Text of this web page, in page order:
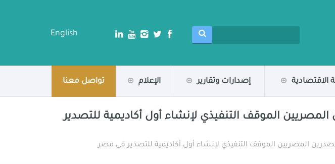
English
الاقتصادية إصدارات وتقارير الإعلام تواصل معنا
الموقف التنفيذي لإنشاء أول أكاديمية للتصدير
المصريين الموقف التنفيذي لإنشاء أول أكاديمية للتصدير في مصر